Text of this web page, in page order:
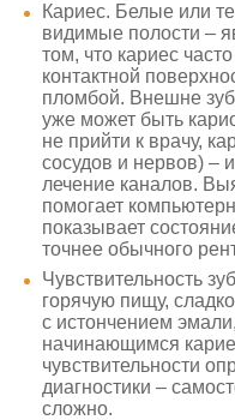
Кариес. Белые или
видимые полости –
том, что кариес
контактной
пломбой. Внешне
уже может быть
не прийти к врачу,
сосудов и нервов) –
лечение каналов.
помогает
показывает
точнее обычного
Чувствительность
горячую пищу,
с истончением
начинающимся
чувствительности
диагностики –
сложно.